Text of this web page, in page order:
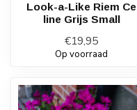
Look-a-Like Riem Ce
line Grijs Small
€19,95
Op voorraad